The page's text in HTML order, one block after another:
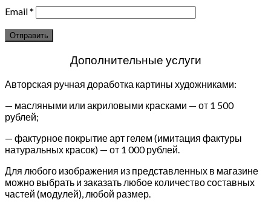
Email*
Дополнительные услуги
Авторская ручная доработка картины художниками:
— масляными или акриловыми красками — от 1 500
рублей;
— фактурное покрытие арт гелем (имитация фактуры
натуральных красок) — от 1 000 рублей.
Для любого изображения из представленных в магазине
можно выбрать и заказать любое количество составных
частей (модулей), любой размер.